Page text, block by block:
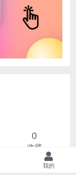
0
收藏
我的